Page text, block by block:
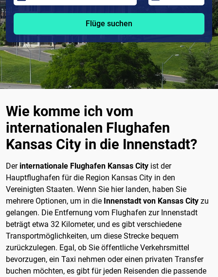
Flüge suchen
Wie komme ich vom
internationalen Flughafen
Kansas City in die Innenstadt?
Der internationale Flughafen Kansas City ist der
Hauptflughafen für die Region Kansas City in den
Vereinigten Staaten. Wenn Sie hier landen, haben Sie
mehrere Optionen, um in die Innenstadt von Kansas City zu
gelangen. Die Entfernung vom Flughafen zur Innenstadt
beträgt etwa 32 Kilometer, und es gibt verschiedene
Transportmöglichkeiten, um diese Strecke bequem
zurückzulegen. Egal, ob Sie öffentliche Verkehrsmittel
bevorzugen, ein Taxi nehmen oder einen privaten Transfer
buchen möchten, es gibt für jeden Reisenden die passende